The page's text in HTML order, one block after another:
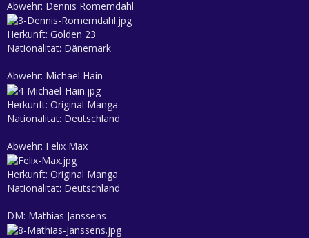
Abwehr: Dennis Romemdahl
Herkunft: Golden 23
Nationalität: Dänemark
Abwehr: Michael Hain
Herkunft: Original Manga
Nationalität: Deutschland
Abwehr: Felix Max
Herkunft: Original Manga
Nationalität: Deutschland
DM: Mathias Janssens